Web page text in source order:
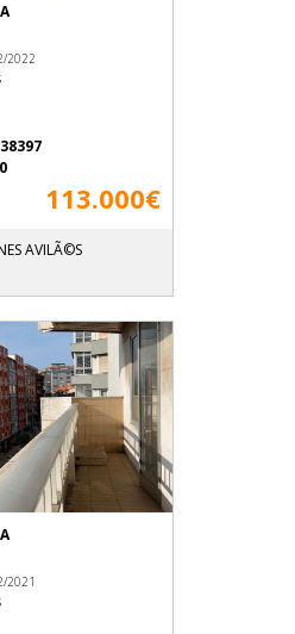
2022
113.000€
AVILÃ©S
2021